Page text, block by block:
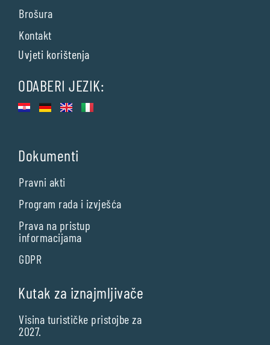
Brošura
Kontakt
Uvjeti korištenja
ODABERI JEZIK:
Dokumenti
Pravni akti
Program rada i izvješća
Prava na pristup
informacijama
GDPR
Kutak za iznajmljivače
Visina turističke pristojbe za
2027.